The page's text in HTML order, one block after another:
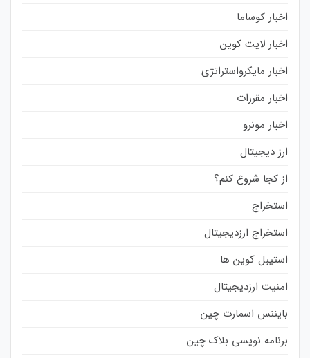
اخبار کوساما
اخبار لایت کوین
اخبار مایکرواستراتژی
اخبار مقررات
اخبار مونرو
ارز دیجیتال
از کجا شروع کنم؟
استخراج
استخراج ارزدیجیتال
استیبل کوین ها
امنیت ارزدیجیتال
بایننس اسمارت چین
برنامه نویسی بلاک چین